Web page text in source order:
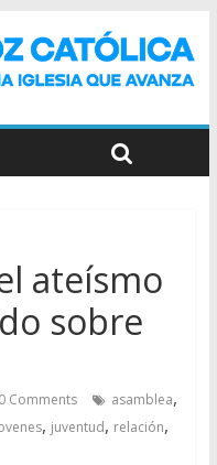
ateísmo
sobre
0 Comments asamblea,
, juventud, relación,